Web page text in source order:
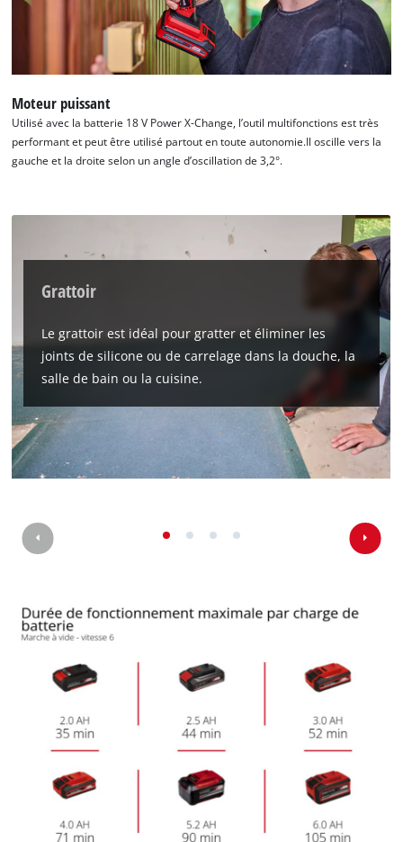
Nous avons besoin de ton accord pour
pouvoir charger Google Maps !
This content is not permitted to load due
to trackers that are not disclosed to the
visitor. The website owner needs to setup
Powered by
Usercentrics Consent
Moteur puissant
Utilisé avec la batterie 18 V Power X-Change, l’outil multifonctions est très
performant et peut être utilisé partout en toute autonomie.Il oscille vers la
gauche et la droite selon un angle d’oscillation de 3,2°.
Grattoir
Le grattoir est idéal pour gratter et éliminer les
joints de silicone ou de carrelage dans la douche, la
salle de bain ou la cuisine.